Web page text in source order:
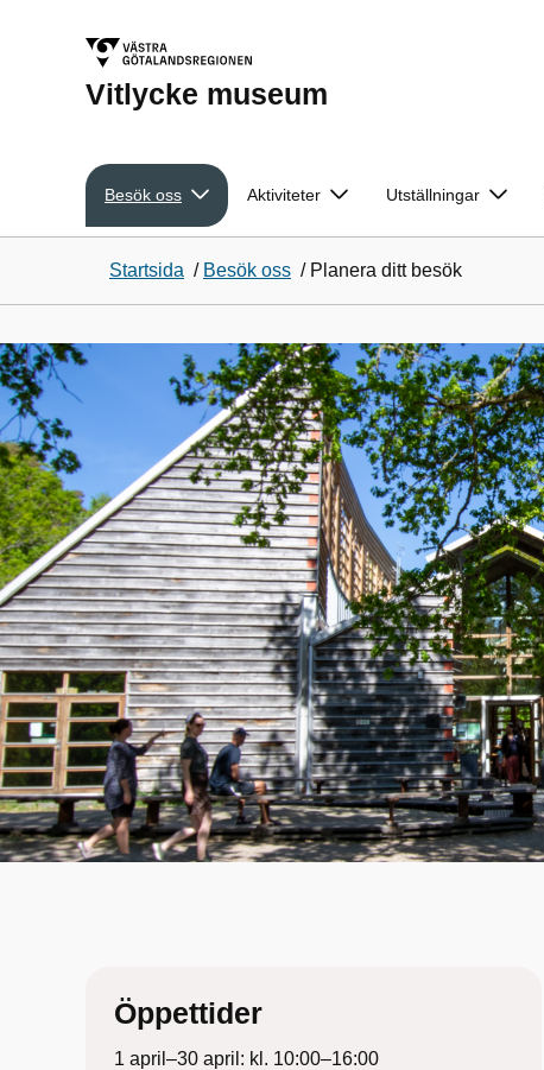
Vitlycke museum
Besök oss Aktiviteter Utställningar
Startsida / Besök oss / Planera ditt besök
Öppettider
1 april–30 april: kl. 10:00–16:00